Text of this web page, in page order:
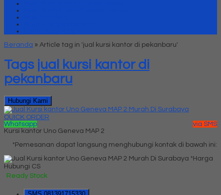
Beranda » Article tag in 'jual kursi kantor di pekanbaru'
Tags jual kursi kantor di
pekanbaru
Hubungi Kami
QUICK ORDER
Whatsapp
via SMS
Kursi kantor Uno Geneva MAP 2
*Pemesanan dapat langsung menghubungi kontak di bawah ini:
*Harga
Hubungi CS
Ready Stock
SMS 081391715330